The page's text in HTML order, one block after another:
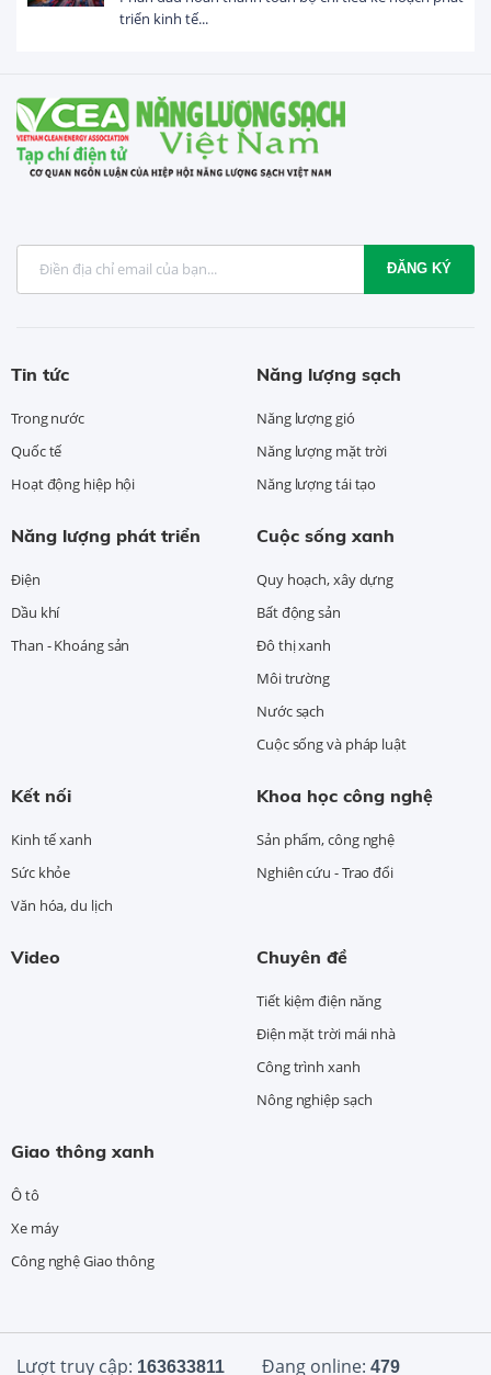
ĐĂNG KÝ
Tin tức
Trong nước
Quốc tế
Hoạt động hiệp hội
Năng lượng sạch
Năng lượng gió
Năng lượng mặt trời
Năng lượng tái tạo
Năng lượng phát triển
Điện
Dầu khí
Than - Khoáng sản
Cuộc sống xanh
Quy hoạch, xây dựng
Bất động sản
Đô thị xanh
Môi trường
Nước sạch
Cuộc sống và pháp luật
Kết nối
Kinh tế xanh
Sức khỏe
Văn hóa, du lịch
Khoa học công nghệ
Sản phẩm, công nghệ
Nghiên cứu - Trao đổi
Video Chuyên đề
Tiết kiệm điện năng
Điện mặt trời mái nhà
Công trình xanh
Nông nghiệp sạch
Giao thông xanh
Ô tô
Xe máy
Công nghệ Giao thông
Lượt truy cập: 163633811 Đang online: 479